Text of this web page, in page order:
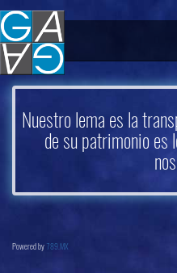
Nuestro lema es la
de su patrimonio es
Powered by 789.MX